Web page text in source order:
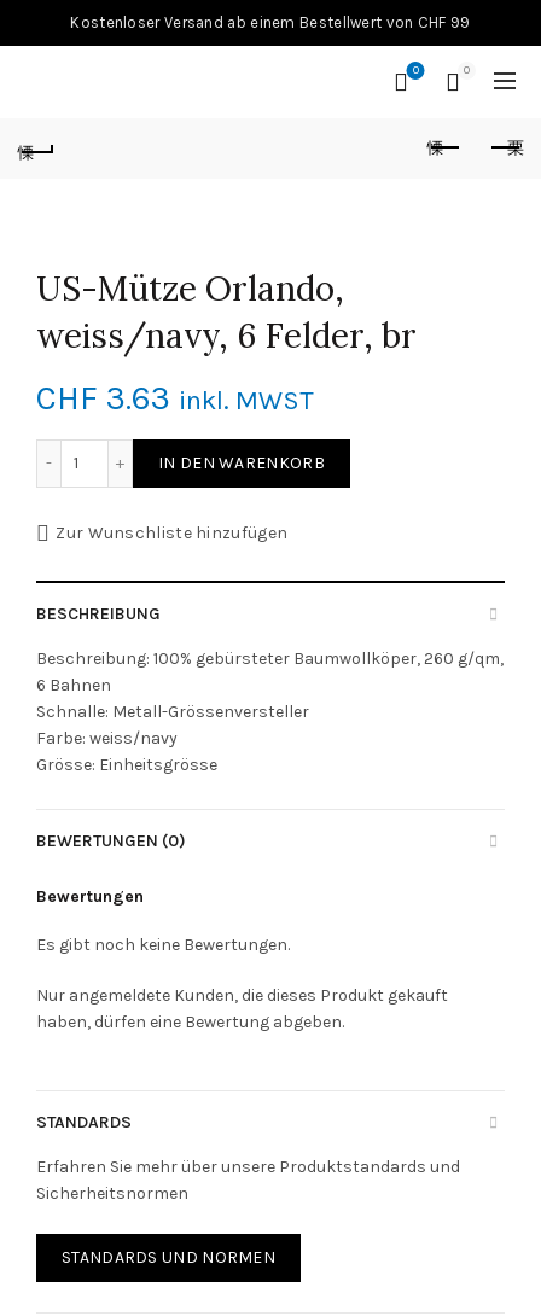
Kostenloser Versand ab einem Bestellwert von CHF 99
0 0
US-Mütze Orlando,
weiss/navy, 6 Felder, br
CHF 3.63 inkl. MWST
IN DEN WARENKORB
Zur Wunschliste hinzufügen
BESCHREIBUNG
Beschreibung: 100% gebürsteter Baumwollköper, 260 g/qm,
6 Bahnen
Schnalle: Metall-Grössenversteller
Farbe: weiss/navy
Grösse: Einheitsgrösse
BEWERTUNGEN (0)
Bewertungen
Es gibt noch keine Bewertungen.
Nur angemeldete Kunden, die dieses Produkt gekauft
haben, dürfen eine Bewertung abgeben.
STANDARDS
Erfahren Sie mehr über unsere Produktstandards und
Sicherheitsnormen
STANDARDS UND NORMEN